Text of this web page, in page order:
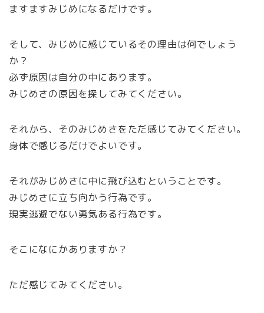
ますますみじめになるだけです。
そして、みじめに感じているその理由は何でしょう
か？
必ず原因は自分の中にあります。
みじめさの原因を探してみてください。
それから、そのみじめさをただ感じてみてください。
身体で感じるだけでよいです。
それがみじめさに中に飛び込むということです。
みじめさに立ち向かう行為です。
現実逃避でない勇気ある行為です。
そこになにかありますか？
ただ感じてみてください。